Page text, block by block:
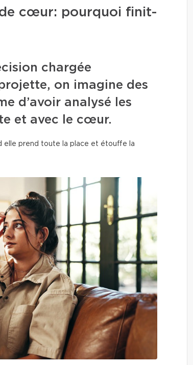
cœur: pourquoi finit-
chargée
on imagine des
d’avoir analysé les
et avec le cœur.
elle prend toute la place et étouffe la